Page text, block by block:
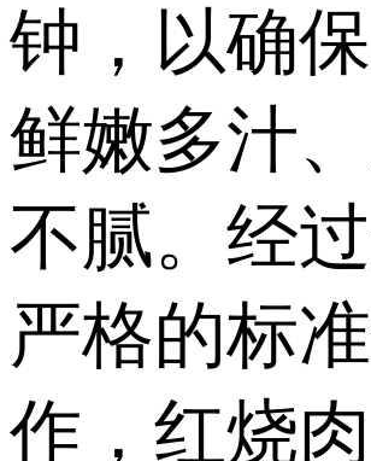
钟，以确
鲜嫩多汁
不腻。经
严格的标
作，红烧